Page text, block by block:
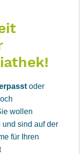
oder
wollen
und sind auf der
für Ihren